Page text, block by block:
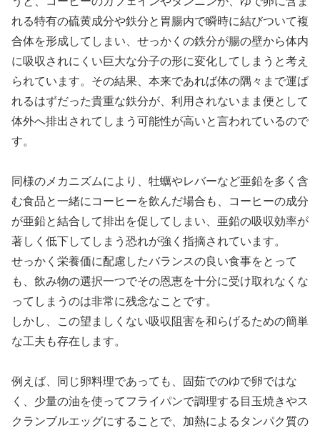
れる特有の硫黄成分や鉄分と胃腸内で瞬時に結びついて複
合体を形成してしまい、せっかくの鉄分が腸の壁から体内
に吸収されにくい巨大な分子の形に変化してしまうと考え
られています。その結果、本来であれば体の隅々まで運ば
れるはずだった貴重な鉄分が、利用されないまま便として
体外へ排出されてしまう可能性が高いと言われているので
す。
同様のメカニズムにより、牡蠣やレバーなど亜鉛を多く含
む食品と一緒にコーヒーを飲んだ場合も、コーヒーの成分
が亜鉛と結合して排出を促してしまい、亜鉛の吸収効率が
著しく低下してしまう恐れが強く指摘されています。
せっかく栄養価に配慮したバランスの良い食事をとって
も、飲み物の選択一つでその恩恵を十分に受け取れなくな
ってしまうのは非常に残念なことです。
しかし、この望ましくない吸収阻害を和らげるための簡単
な工夫も存在します。
例えば、同じ卵料理であっても、固茹でのゆで卵ではな
く、少量の油を使ってフライパンで調理する目玉焼きやス
クランブルエッグにすることで、加熱によるタンパク質の